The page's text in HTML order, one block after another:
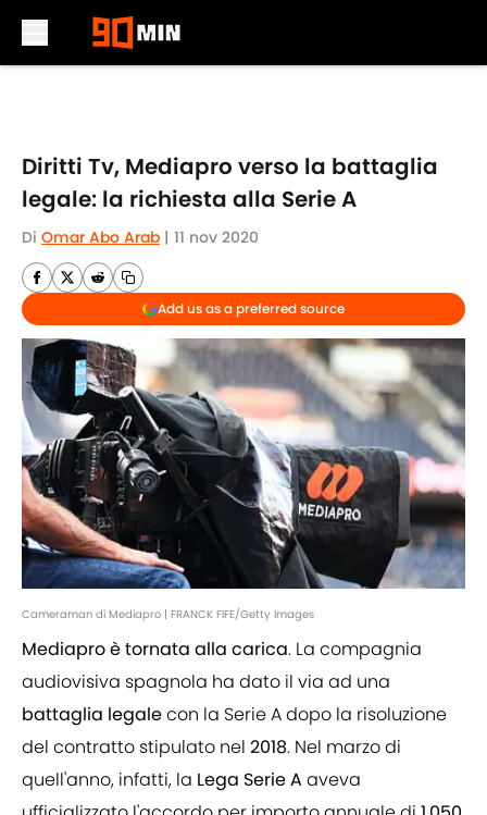
Diritti Tv, Mediapro verso la battaglia
legale: la richiesta alla Serie A
Di Omar Abo Arab | 11 nov 2020
Add us as a preferred source
Cameraman di Mediapro | FRANCK FIFE/Getty Images
Mediapro è tornata alla carica. La compagnia
audiovisiva spagnola ha dato il via ad una
battaglia legalecon la Serie A dopo la risoluzione
del contratto stipulato nel 2018. Nel marzo di
quell'anno, infatti, la Lega Serie A aveva